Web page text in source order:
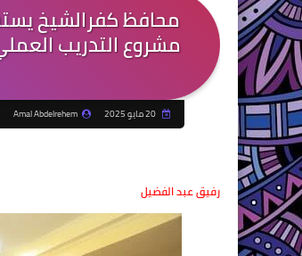
محافظ كفرالشيخ
20 مايو 2025 Amal Abdelrehem
رفيق عبد الفضيل